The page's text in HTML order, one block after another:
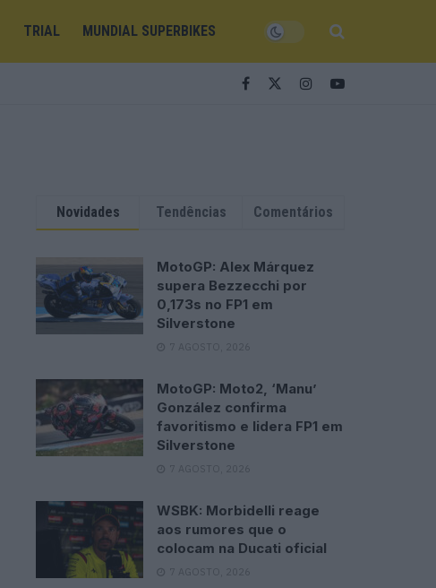
TRIAL MUNDIAL SUPERBIKES
Novidades Tendências Comentários
MotoGP: Alex Márquez
supera Bezzecchi por
0,173s no FP1 em
Silverstone
7 AGOSTO, 2026
MotoGP: Moto2, ‘Manu’
González confirma
favoritismo e lidera FP1 em
Silverstone
7 AGOSTO, 2026
WSBK: Morbidelli reage
aos rumores que o
colocam na Ducati oficial
7 AGOSTO, 2026